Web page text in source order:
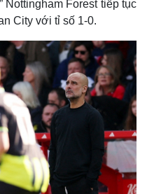
Nottingham Forest tiếp tục
City với tỉ số 1-0.